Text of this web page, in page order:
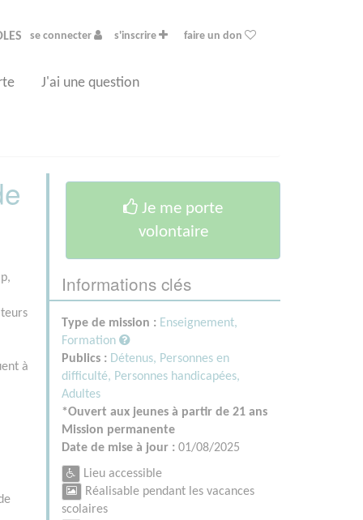
se connecter s'inscrire faire un don
J'ai une question
à
Je me porte
volontaire
Informations clés
Type de mission : Enseignement,
Formation
Publics : Détenus, Personnes en
difficulté, Personnes handicapées,
Adultes
*Ouvert aux jeunes à partir de 21 ans
Mission permanente
Date de mise à jour : 01/08/2025
Lieu accessible
Réalisable pendant les vacances
scolaires